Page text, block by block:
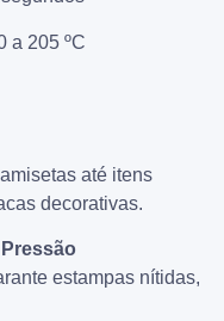
a 205 ºC
até itens
decorativas.
estampas nítidas,